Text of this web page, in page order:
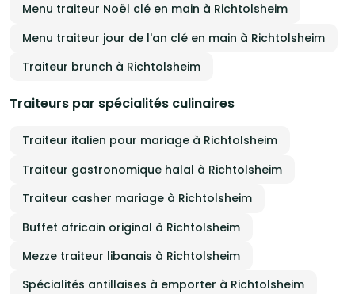
Menu traiteur Noël clé en main à Richtolsheim
Menu traiteur jour de l'an clé en main à Richtolsheim
Traiteur brunch à Richtolsheim
Traiteurs par spécialités culinaires
Traiteur italien pour mariage à Richtolsheim
Traiteur gastronomique halal à Richtolsheim
Traiteur casher mariage à Richtolsheim
Buffet africain original à Richtolsheim
Mezze traiteur libanais à Richtolsheim
Spécialités antillaises à emporter à Richtolsheim